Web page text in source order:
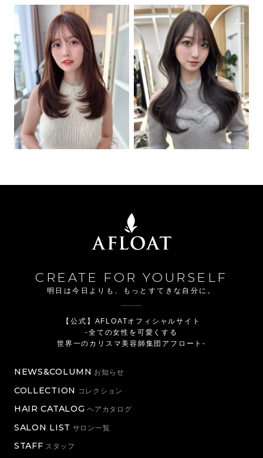
CREATE FOR YOURSELF
明日は今日よりも、もっとすてきな自分に。
【公式】AFLOATオフィシャルサイト
-全ての女性を可愛くする
世界一のカリスマ美容師集団アフロート-
NEWS&COLUMN お知らせ
COLLECTION コレクション
HAIR CATALOG ヘアカタログ
SALON LIST サロン一覧
STAFF スタッフ